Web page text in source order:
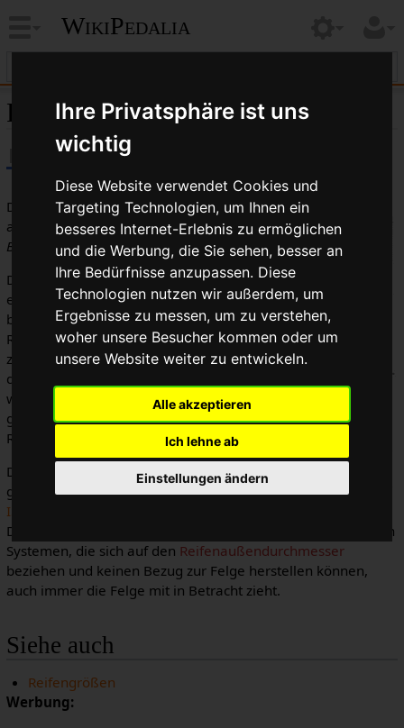
Ihre Privatsphäre ist uns
wichtig
Diese Website verwendet Cookies und
Targeting Technologien, um Ihnen ein
besseres Internet-Erlebnis zu ermöglichen
und die Werbung, die Sie sehen, besser an
Ihre Bedürfnisse anzupassen. Diese
Technologien nutzen wir außerdem, um
Ergebnisse zu messen, um zu verstehen,
woher unsere Besucher kommen oder um
unsere Website weiter zu entwickeln.
Alle akzeptieren
Ich lehne ab
Einstellungen ändern
WikiPedalia
Reifeninnendurchmesser
Der Reifeninnendurchmesser ist
auch alsBead Seat Diameteroder
B.S.D.
bekannt.
Diese Größenangabe bestimmt, ob
ein bestimmter Reifen in eine
bestimmte Felge passen kann. Der
Reifeninnendurchmesser liegt
zwischen dem Felgenaußen- und
dem Felgen
wird in der Felge an dem Punkt
gemessen, an dem derWulstdes
Reifens aufliegt.
Der Reifeninnendurchmesser ist die
grundlegende Angabe im
ISO
Dieses System hat den Vorteil, dass es im Gegensatz zu alten
Systemen, die sich auf den Reifenaußendurchmesser
beziehen und keinen Bezug zur Felge herstellen können,
auch immer die Felge mit in Betracht zieht.
Siehe auch
Reifengrößen
Werbung: